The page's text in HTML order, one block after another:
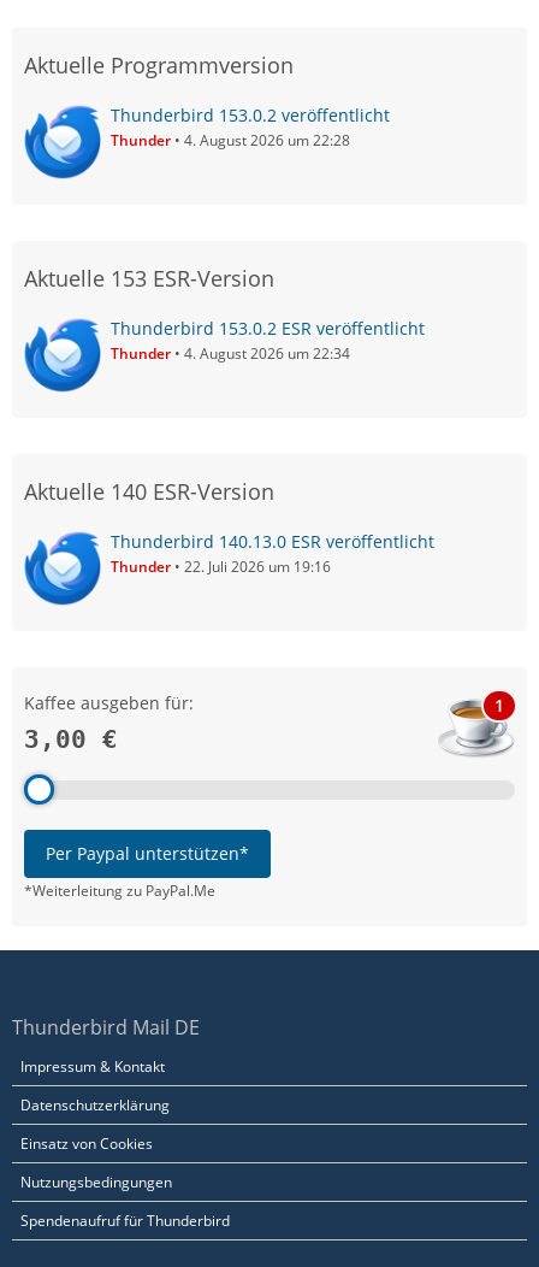
Aktuelle Programmversion
Thunderbird 153.0.2 veröffentlicht
Thunder 4. August 2026 um 22:28
Aktuelle 153 ESR-Version
Thunderbird 153.0.2 ESR veröffentlicht
Thunder 4. August 2026 um 22:34
Aktuelle 140 ESR-Version
Thunderbird 140.13.0 ESR veröffentlicht
Thunder 22. Juli 2026 um 19:16
Kaffee ausgeben für:
3,00 €
1
Per Paypal unterstützen*
*Weiterleitung zu PayPal.Me
Thunderbird Mail DE
Impressum & Kontakt
Datenschutzerklärung
Einsatz von Cookies
Nutzungsbedingungen
Spendenaufruf für Thunderbird